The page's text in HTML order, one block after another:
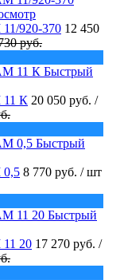
920-370 12 450
руб.
Быстрый
К 20 050 руб. /
Быстрый
8 770 руб. / шт
Быстрый
20 17 270 руб. /